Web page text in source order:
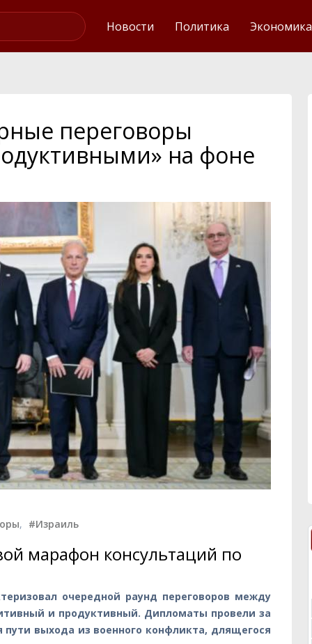
Новости Политика Экономика
переговоры
на фоне
, #Израиль
марафон консультаций по
очередной раунд переговоров между
и продуктивный. Дипломаты провели за
пути выхода из военного конфликта, длящегося